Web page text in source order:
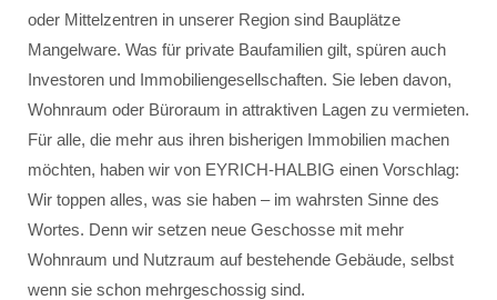
oder Mittelzentren in unserer Region sind Bauplätze
Mangelware. Was für private Baufamilien gilt, spüren auch
Investoren und Immobiliengesellschaften. Sie leben davon,
Wohnraum oder Büroraum in attraktiven Lagen zu vermieten.
Für alle, die mehr aus ihren bisherigen Immobilien machen
möchten, haben wir von EYRICH-HALBIG einen Vorschlag:
Wir toppen alles, was sie haben – im wahrsten Sinne des
Wortes. Denn wir setzen neue Geschosse mit mehr
Wohnraum und Nutzraum auf bestehende Gebäude, selbst
wenn sie schon mehrgeschossig sind.